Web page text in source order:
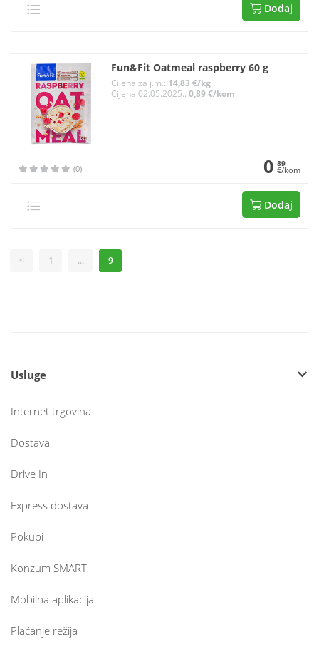
Dodaj
Fun&Fit Oatmeal raspberry 60 g
Cijena za j.m.: 14,83 €/kg
Cijena 02.05.2025.: 0,89 €/kom
(0) 0 89
€/kom
Dodaj
< 1 ... 9
Usluge
Internet trgovina
Dostava
Drive In
Express dostava
Pokupi
Konzum SMART
Mobilna aplikacija
Plaćanje režija